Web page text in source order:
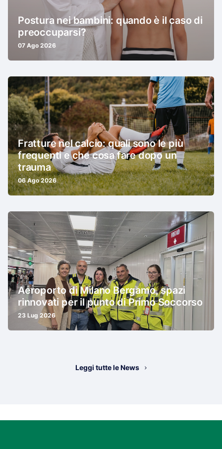
Postura nei bambini: quando è il caso di
preoccuparsi?
07 Ago 2026
Fratture nel calcio: quali sono le più
frequenti e che cosa fare dopo un
trauma
06 Ago 2026
Aeroporto di Milano Bergamo, spazi
rinnovati per il punto di Primo Soccorso
23 Lug 2026
Leggi tutte le News